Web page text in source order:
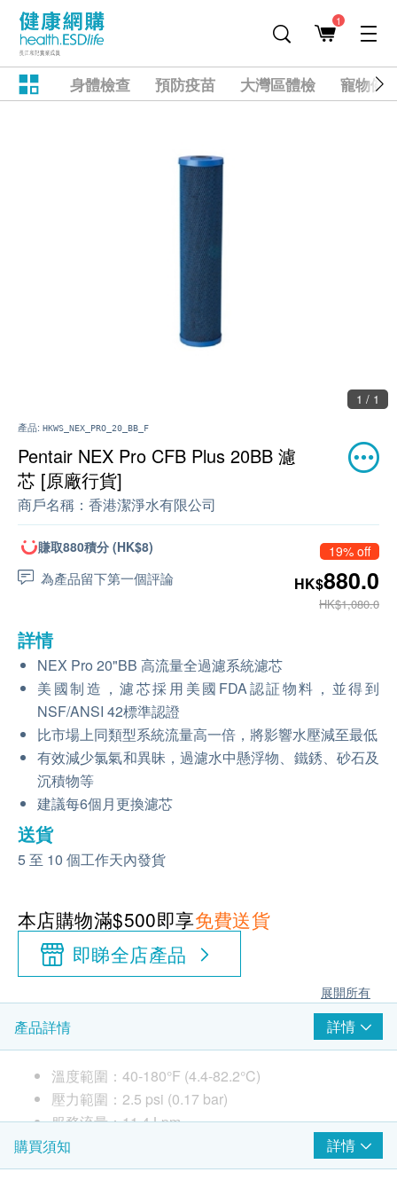
1
身體檢查 預防疫苗 大灣區體檢 寵物健
1 / 1
產品: HKWS_NEX_PRO_20_BB_F
Pentair NEX Pro CFB Plus 20BB 濾
芯 [原廠行貨]
商戶名稱： 香港潔淨水有限公司
賺取880積分 (HK$8)
為產品留下第一個評論
19% off
HK$880.0
HK$1,080.0
詳情
NEX Pro 20"BB 高流量全過濾系統濾芯
美國制造，濾芯採用美國FDA認証物料，並得到
NSF/ANSI 42標準認證
比市場上同類型系統流量高一倍，將影響水壓減至最低
有效減少氯氣和異昧，過濾水中懸浮物、鐵銹、砂石及
沉積物等
建議每6個月更換濾芯
送貨
5 至 10 個工作天內發貨
本店購物滿$500即享免費送貨
即睇全店產品
展開所有
產品詳情 詳情
溫度範圍：40-180°F (4.4-82.2°C)
壓力範圍：2.5 psi (0.17 bar)
服務流量：11.4 Lpm
額定容量：50,000 加侖 (189,000升)
購買須知 詳情